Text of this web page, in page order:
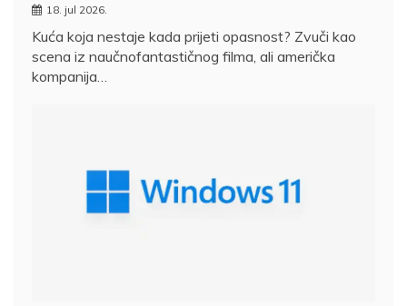
18. jul 2026.
Kuća koja nestaje kada prijeti opasnost? Zvuči kao
scena iz naučnofantastičnog filma, ali američka
kompanija…